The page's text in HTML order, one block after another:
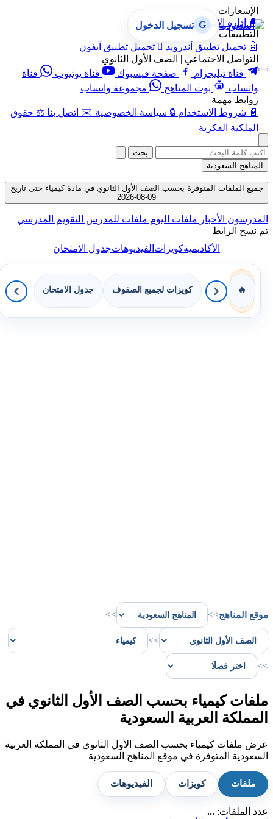
الإشعارات
🔔 إدارة الإشعارات
التطبيقات
🤖 تحميل تطبيق أندرويد  تحميل تطبيق آيفون
التواصل الاجتماعي | الصف الأول الثانوي
قناة تيليجرام
صفحة فيسبوك قناة يوتيوب
قناة
واتساب
بوت المناهج
مجموعة واتساب
روابط مهمة
📄 شروط الاستخدام 🔒 سياسة الخصوصية ✉️ اتصل بنا ⚖️ حقوق
الملكية الفكرية
G تسجيل الدخول
بحث
المناهج السعودية
جميع الملفات المتوفرة بحسب الصف الأول الثانوي في مادة كيمياء حتى تاريخ
09-08-2026
المدرسون الأخبار ملفات اليوم ملفات للمدرس التقويم المدرسي
تم نسخ الرابط
الأكاديميةكويزاتالفيديوهاتجدول الامتحان
🔥 كويزات لجميع الصفوف جدول الامتحان
موقع المناهج>>
>>
>>
>>
ملفات كيمياء بحسب الصف الأول الثانوي في
المملكة العربية السعودية
عرض ملفات كيمياء بحسب الصف الأول الثانوي في المملكة العربية
السعودية المتوفرة في موقع المناهج السعودية
ملفات كويزات الفيديوهات
عدد الملفات: ...